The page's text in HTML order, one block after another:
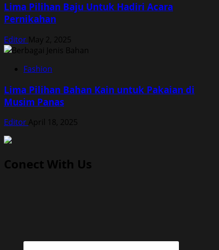
Lima Pilihan Baju Untuk Hadiri Acara
Pernikahan
Editor May 2, 2025
Fashion
Lima Pilihan Bahan Kain untuk Pakaian di
Musim Panas
Editor April 18, 2025
Conect With Us